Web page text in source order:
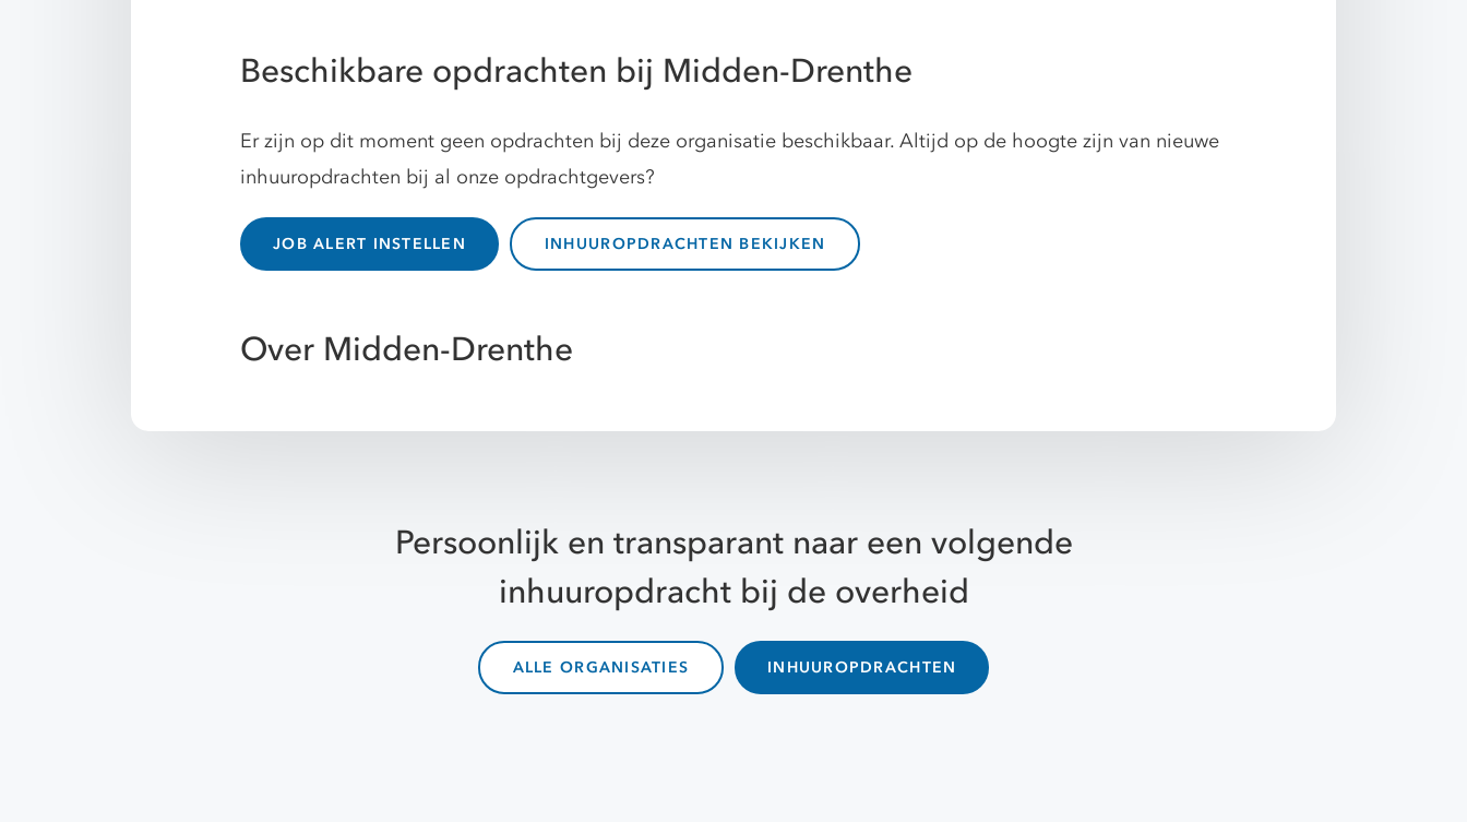
Beschikbare opdrachten bij Midden-Drenthe
Er zijn op dit moment geen opdrachten bij deze organisatie beschikbaar. Altijd op de hoogte zijn van nieuwe
inhuuropdrachten bij al onze opdrachtgevers?
JOB ALERT INSTELLEN INHUUROPDRACHTEN BEKIJKEN
Over Midden-Drenthe
Persoonlijk en transparant naar een volgende
inhuuropdracht bij de overheid
ALLE ORGANISATIES INHUUROPDRACHTEN